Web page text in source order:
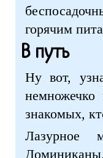
горячим
В путь
Ну вот,
немножечко
знакомых,
Лазурное